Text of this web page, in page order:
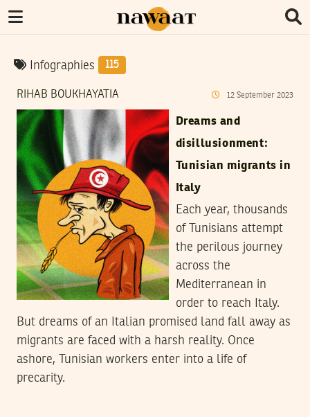
Infographies 115
RIHAB BOUKHAYATIA 12 September 2023
Dreams and
disillusionment:
Tunisian migrants in
Italy
Each year, thousands
of Tunisians attempt
the perilous journey
across the
Mediterranean in
order to reach Italy.
But dreams of an Italian promised land fall away as
migrants are faced with a harsh reality. Once
ashore, Tunisian workers enter into a life of
precarity.